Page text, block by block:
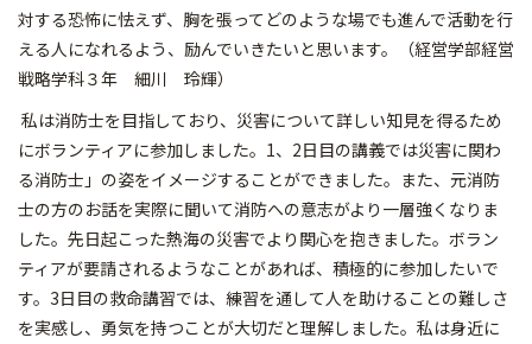
対する恐怖に怯えず、胸を張ってどのような場でも進んで活動を行
える人になれるよう、励んでいきたいと思います。（経営学部経営
戦略学科３年 細川 玲輝）
私は消防士を目指しており、災害について詳しい知見を得るため
にボランティアに参加しました。1、2日目の講義では災害に関わ
る消防士」の姿をイメージすることができました。また、元消防
士の方のお話を実際に聞いて消防への意志がより一層強くなりま
した。先日起こった熱海の災害でより関心を抱きました。ボラン
ティアが要請されるようなことがあれば、積極的に参加したいで
す。3日目の救命講習では、練習を通して人を助けることの難しさ
を実感し、勇気を持つことが大切だと理解しました。私は身近に